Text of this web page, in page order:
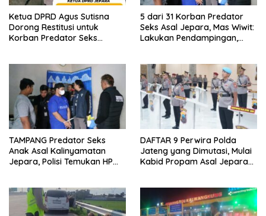
Ketua DPRD Agus Sutisna
Dorong Restitusi untuk
Korban Predator Seks
5 dari 31 Korban Predator
Seks Asal Jepara, Mas Wiwit:
Lakukan Pendampingan,
TAMPANG Predator Seks
Anak Asal Kalinyamatan
Jepara, Polisi Temukan HP
DAFTAR 9 Perwira Polda
Jateng yang Dimutasi, Mulai
Kabid Propam Asal Jepara